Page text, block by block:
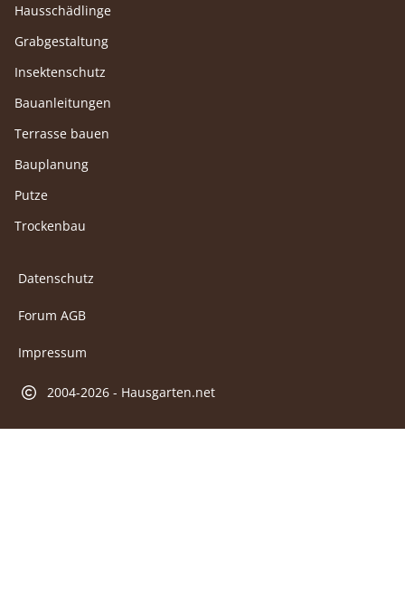
Hausschädlinge
Grabgestaltung
Insektenschutz
Bauanleitungen
Terrasse bauen
Bauplanung
Putze
Trockenbau
Datenschutz
Forum AGB
Impressum
2004-2026 - Hausgarten.net